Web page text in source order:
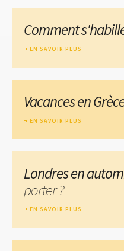
Comment
EN SAVOIR PLUS
Vacances en
EN SAVOIR PLUS
Londres en
porter ?
EN SAVOIR PLUS